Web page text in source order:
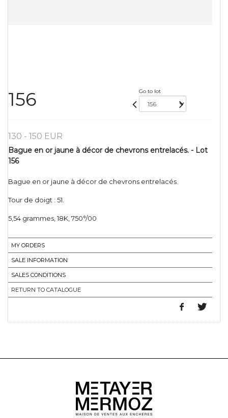
156 Go to lot
130 - 150 EUR
Bague en or jaune à décor de chevrons entrelacés. - Lot
156
Bague en or jaune à décor de chevrons entrelacés.
Tour de doigt : 51.
5,54 grammes, 18K, 750°/00
MY ORDERS
SALE INFORMATION
SALES CONDITIONS
RETURN TO CATALOGUE